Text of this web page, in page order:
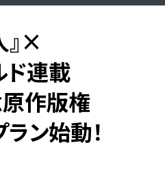
』×
ド連載
原作版権
ラン始動！